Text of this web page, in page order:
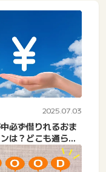
2025.07.03
必ず借りれるおま
は？どこも通らな
査・審査通りや